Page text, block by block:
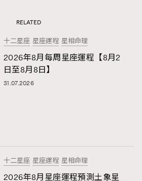
RELATED
十二星座 星座運程 星相命理
2026年8月每周星座運程【8月2
日至8月8日】
31.07.2026
十二星座 星座運程 星相命理
2026年8月星座運程預測土象星